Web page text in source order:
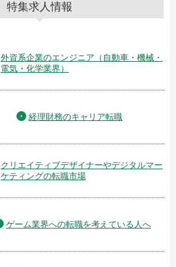
特集求人情報
外資系企業のエンジニア（自動車・機械・
電気・化学業界）
経理財務のキャリア転職
クリエイティブデザイナーやデジタルマー
ケティングの転職市場
ゲーム業界への転職を考えている人へ